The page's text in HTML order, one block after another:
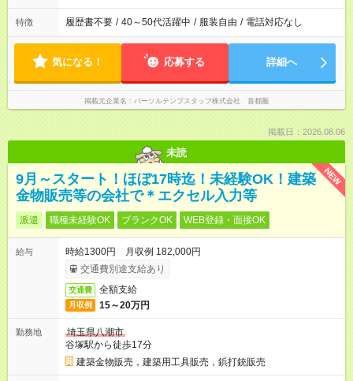
特徴 履歴書不要 / 40～50代活躍中 / 服装自由 / 電話対応なし
気になる！ 応募する 詳細へ
掲載元企業名 パーソルテンプスタッフ株式会社 首都圏
掲載日：2026.08.06
未読
NEW
9月～スタート！ほぼ17時迄！未経験OK！建築
金物販売等の会社で＊エクセル入力等
派遣 職種未経験OK ブランクOK WEB登録・面接OK
給与
時給1300円 月収例 182,000円
交通費別途支給あり
交通費 全額支給
月収例 15～20万円
勤務地
埼玉県八潮市
谷塚駅から徒歩17分
建築金物販売，建築用工具販売，鋲打銃販売